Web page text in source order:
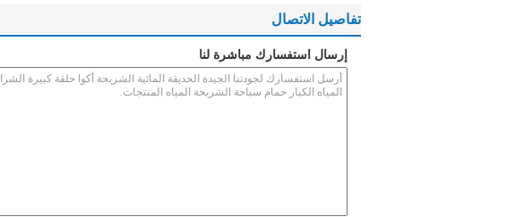
تفاصيل الاتصال
إرسال استفسارك مباشرة لنا